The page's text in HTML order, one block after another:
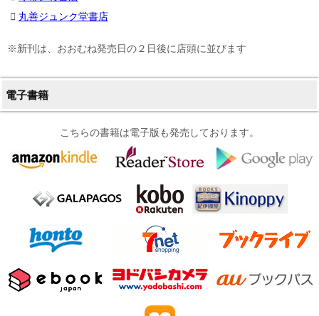
丸善ジュンク堂書店
※新刊は、おおむね発売日の２日後に店頭に並びます
電子書籍
こちらの書籍は電子版も発売しております。